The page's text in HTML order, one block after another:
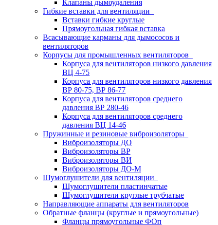
Клапаны дымоудаления
Гибкие вставки для вентиляции
Вставки гибкие круглые
Прямоугольная гибкая вставка
Всасывающие карманы для дымососов и
вентиляторов
Корпусы для промышленных вентиляторов
Корпуса для вентиляторов низкого давления
ВЦ 4-75
Корпуса для вентиляторов низкого давления
ВР 80-75, ВР 86-77
Корпуса для вентиляторов среднего
давления ВР 280-46
Корпуса для вентиляторов среднего
давления ВЦ 14-46
Пружинные и резиновые виброизоляторы
Виброизоляторы ДО
Виброизоляторы ВР
Виброизоляторы ВИ
Виброизоляторы ДО-М
Шумоглушители для вентиляции
Шумоглушители пластинчатые
Шумоглушители круглые трубчатые
Направляющие аппараты для вентиляторов
Обратные фланцы (круглые и прямоугольные)
Фланцы прямоугольные ФОп